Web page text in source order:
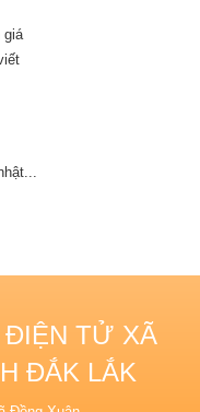
giá
ĐIỆN TỬ XÃ
ĐẮK LẮK